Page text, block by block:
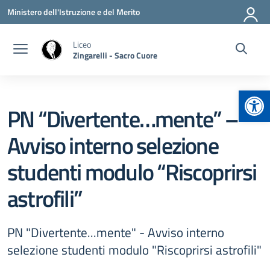
Vai ai contenuti
Vai al menu di navigazione
Vai al footer
Ministero dell'Istruzione e del Merito
Liceo
Zingarelli - Sacro Cuore
PN “Divertente…mente” –
Avviso interno selezione
studenti modulo “Riscoprirsi
astrofili”
PN "Divertente...mente" - Avviso interno
selezione studenti modulo "Riscoprirsi astrofili"